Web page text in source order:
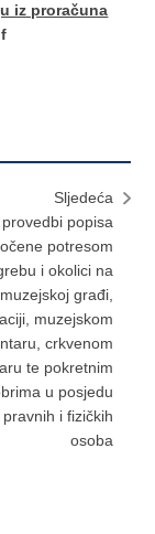
iz proračuna
Sljedeća
popisa
potresom
i okolici na
muzejskoj građi,
muzejskom
crkvenom
te pokretnim
u posjedu
i fizičkih
osoba